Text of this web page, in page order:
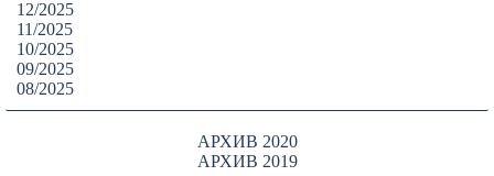
12/2025
11/2025
10/2025
09/2025
08/2025
АРХИВ 2020
АРХИВ 2019